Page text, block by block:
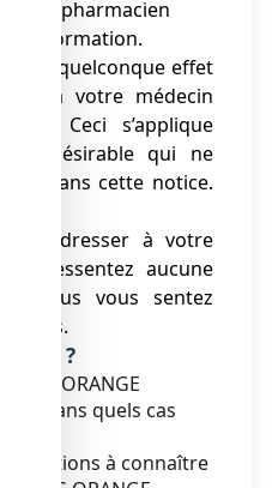
votre pharmacien
information.
un quelconque effet
en à votre médecin
Ceci s’applique
indésirable qui ne
dans cette notice.
adresser à votre
ne ressentez aucune
si vous vous sentez
jours.
?
ORANGE
et dans quels cas
à connaître